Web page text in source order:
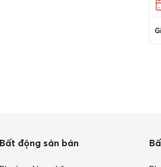
Hà Nam
Bất động sản bán